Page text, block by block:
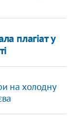
плагіат у
на холодну